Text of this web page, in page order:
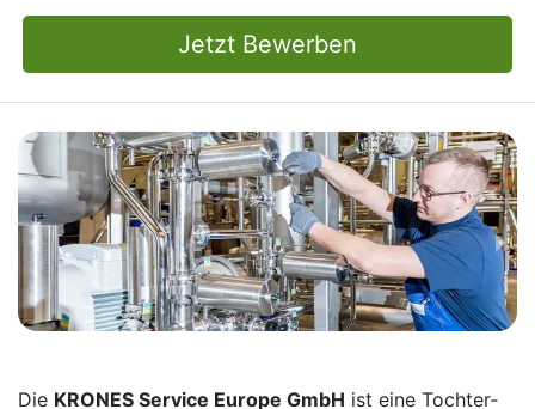
Jetzt Bewerben
Die KRONES Service Europe GmbH ist eine Tochter­